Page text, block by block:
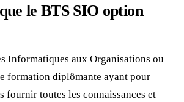
le BTS SIO option
Informatiques aux Organisations ou
formation diplômante ayant pour
fournir toutes les connaissances et